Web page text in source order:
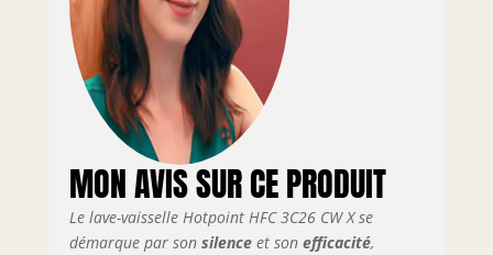
de variation, la vitesse de rotation
est plus efficace dans le contrôle de
la pression de l'eau et améliore le
niveau sonore Démarrage différé :
option pour retarder le démarrage
du programme de lavage,
permettant de faire partir le lave-
vaisselle à toute heure de la journée
Dimensions du produit : 85 x 60 x 59
cm Capacité : 14 couverts, classe
énergétique : E
MON AVIS SUR CE PRODUIT
Le lave-vaisselle Hotpoint HFC 3C26 CW X se
démarque par son silenceet son efficacité,